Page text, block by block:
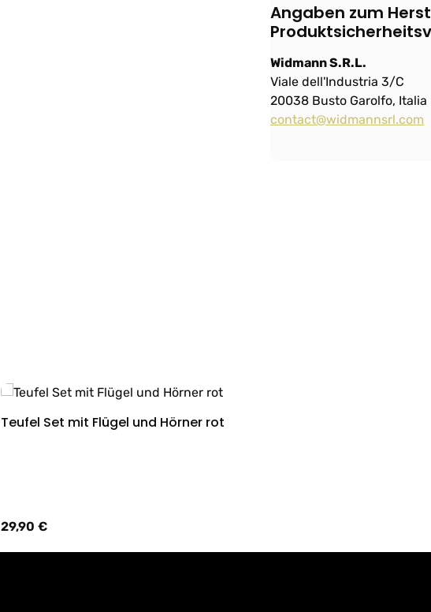
Angaben zum
Widmann S.R.L.
Viale dell'Industria 3/C
20038 Busto Garolfo, Italia
contact@widmannsrl.com
Details
Teufel Set mit Flügel und Hörner rot
Regulärer Preis:
29,90 €